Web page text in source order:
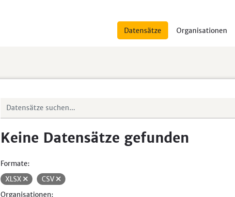
Datensätze Organisationen
Keine Datensätze gefunden
Formate:
XLSX
CSV
Organisationen: